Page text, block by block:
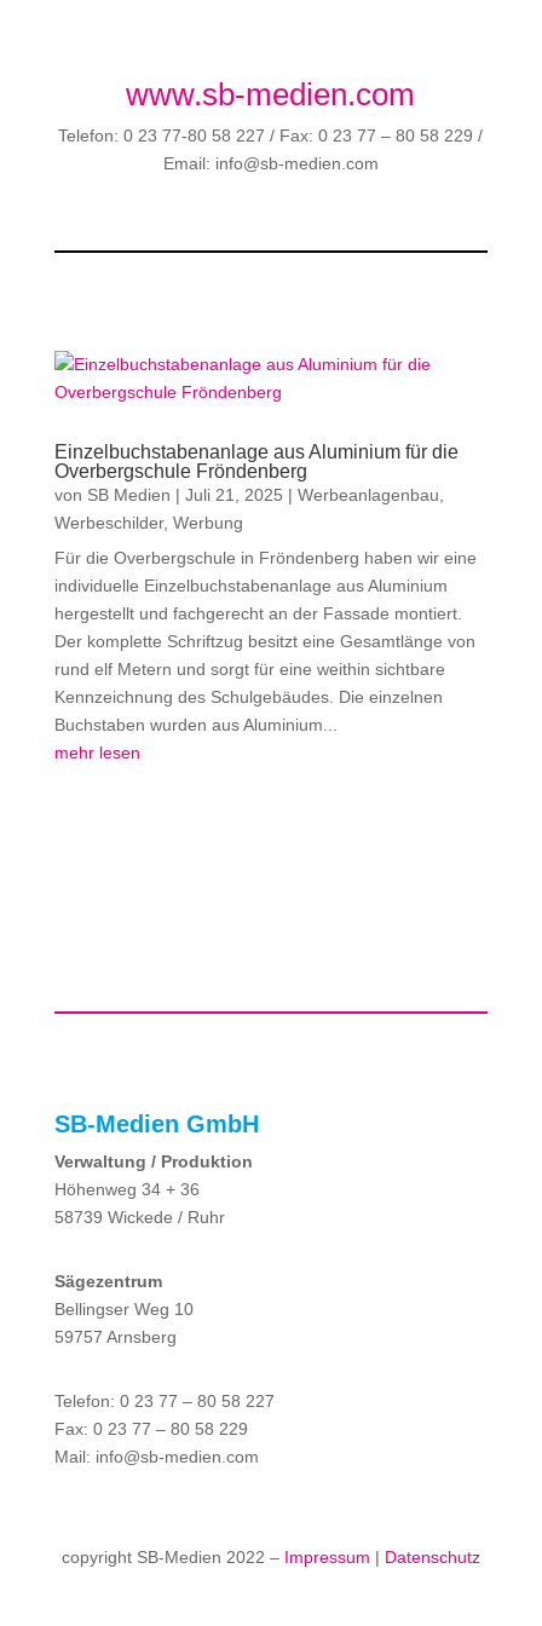
www.sb-medien.com
Telefon: 0 23 77-80 58 227 / Fax: 0 23 77 – 80 58 229 /
Email: info@sb-medien.com
Einzelbuchstabenanlage aus Aluminium für die
Overbergschule Fröndenberg
von SB Medien | Juli 21, 2025 | Werbeanlagenbau
Werbeschilder, Werbung
Für die Overbergschule in Fröndenberg haben wir eine
individuelle Einzelbuchstabenanlage aus Aluminium
hergestellt und fachgerecht an der Fassade montiert.
Der komplette Schriftzug besitzt eine Gesamtlänge von
rund elf Metern und sorgt für eine weithin sichtbare
Kennzeichnung des Schulgebäudes. Die einzelnen
Buchstaben wurden aus Aluminium...
mehr lesen
SB-Medien GmbH
Verwaltung / Produktion
Höhenweg 34 + 36
58739 Wickede / Ruhr
Sägezentrum
Bellingser Weg 10
59757 Arnsberg
Telefon: 0 23 77 – 80 58 227
Fax: 0 23 77 – 80 58 229
Mail: info@sb-medien.com
copyright SB-Medien 2022 – Impressum | Datenschutz